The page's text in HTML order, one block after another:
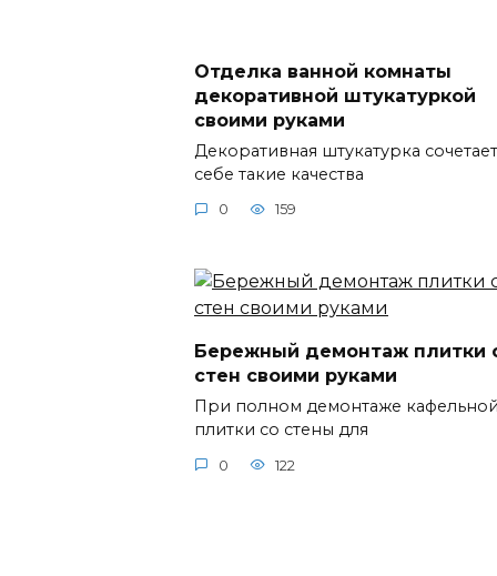
Отделка ванной комнаты
декоративной штукатуркой
своими руками
Декоративная штукатурка
себе такие качества
0 159
Бережный демонтаж плитки
стен своими руками
При полном демонтаже
плитки со стены для
0 122